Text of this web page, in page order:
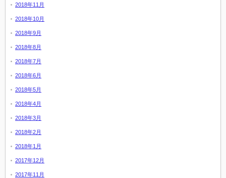
2018年11月
2018年10月
2018年9月
2018年8月
2018年7月
2018年6月
2018年5月
2018年4月
2018年3月
2018年2月
2018年1月
2017年12月
2017年11月